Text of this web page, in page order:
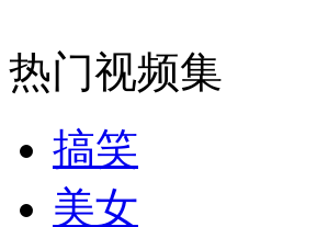
安徽一实载49人客车翻车
走！跟着总书记去植树
热门视频集
搞笑
美女